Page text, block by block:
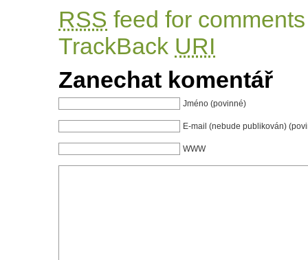
RSS feed for
TrackBack URI
Zanechat komentář
Jméno (povinné)
E-mail (nebude publikován)
WWW